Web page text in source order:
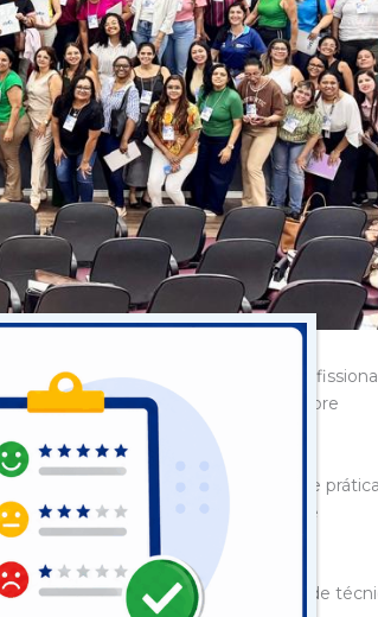
No auditório da Uesb,
se para atualizar conhecimentos sobre
grupo participou de aulas teóricas e
e vias de administração de
do registro de aplicação no PEC.
a fixação de conteúdos, correção de